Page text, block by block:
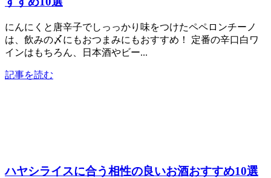
にんにくと唐辛子でしっっかり味をつけたペペロンチーノ
は、飲みの〆にもおつまみにもおすすめ！ 定番の辛口白ワ
インはもちろん、日本酒やビー...
記事を読む
ハヤシライスに合う相性の良いお酒おすすめ10選